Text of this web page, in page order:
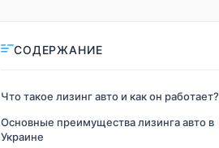
СОДЕРЖАНИЕ
Что такое лизинг авто и как он работает?
Основные преимущества лизинга авто в
Украине